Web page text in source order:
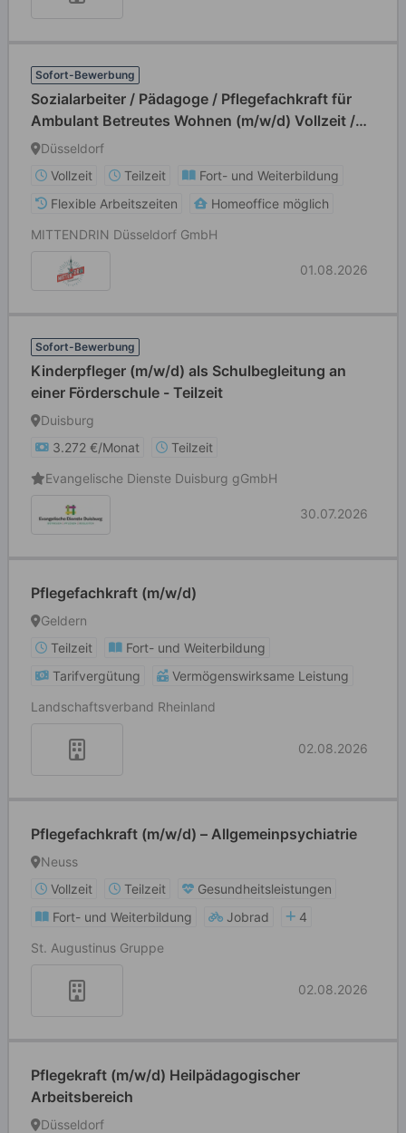
Sofort-Bewerbung
Sozialarbeiter / Pädagoge / Pflegefachkraft für
Ambulant Betreutes Wohnen (m/w/d) Vollzeit /
Teilzeit
Düsseldorf
Vollzeit
Teilzeit
Fort- und Weiterbildung
Flexible Arbeitszeiten
Homeoffice möglich
MITTENDRIN Düsseldorf GmbH
01.08.2026
Sofort-Bewerbung
Kinderpfleger (m/w/d) als Schulbegleitung an
einer Förderschule - Teilzeit
Duisburg
3.272 €/Monat
Teilzeit
Evangelische Dienste Duisburg gGmbH
30.07.2026
Pflegefachkraft (m/w/d)
Geldern
Teilzeit
Fort- und Weiterbildung
Tarifvergütung
Vermögenswirksame Leistung
Landschaftsverband Rheinland
02.08.2026
Pflegefachkraft (m/w/d) – Allgemeinpsychiatrie
Neuss
Vollzeit
Teilzeit
Gesundheitsleistungen
Fort- und Weiterbildung
Jobrad
4
St. Augustinus Gruppe
02.08.2026
Pflegekraft (m/w/d) Heilpädagogischer
Arbeitsbereich
Düsseldorf